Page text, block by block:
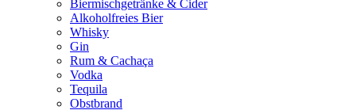
Biermischgetränke & Cider
Alkoholfreies Bier
Whisky
Gin
Rum & Cachaça
Vodka
Tequila
Obstbrand